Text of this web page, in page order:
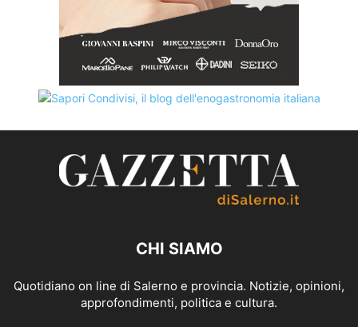
CHI SIAMO
Quotidiano on line di Salerno e provincia. Notizie, opinioni,
approfondimenti, politica e cultura.